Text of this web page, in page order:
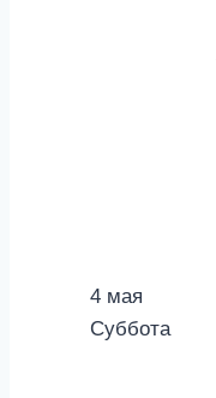
4 мая
Суббота